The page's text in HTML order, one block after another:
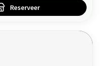
Reserveer